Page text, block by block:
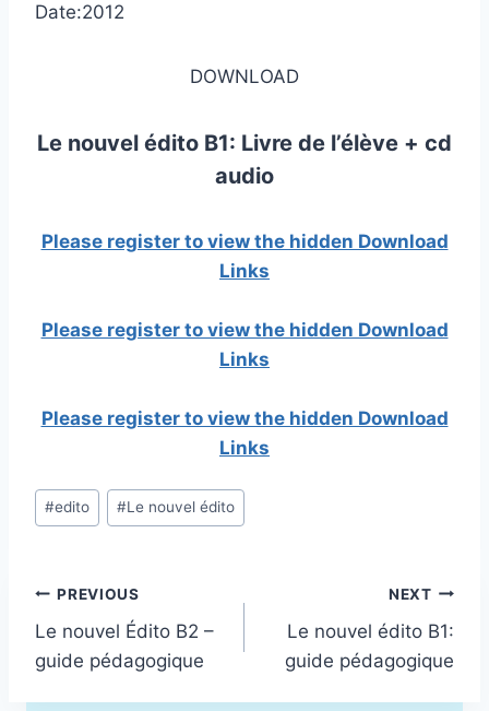
Date:2012
DOWNLOAD
Le nouvel édito B1: Livre de l’élève + cd
audio
Please register to view the hidden Download
Links
Please register to view the hidden Download
Links
Please register to view the hidden Download
Links
Post
Tags:
#edito #Le nouvel édito
Post
navigation
PREVIOUS
Le nouvel Édito B2 –
guide pédagogique
NEXT
Le nouvel édito B1:
guide pédagogique